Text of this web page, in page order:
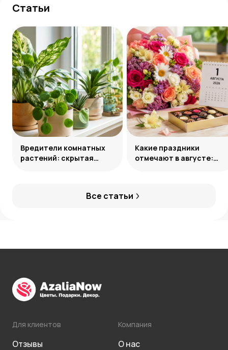
Статьи
Все статьи
Вредители комнатных
растений: скрытая
Какие праздники
отмечают в августе:
Для клиентов
Отзывы
Компания
О нас